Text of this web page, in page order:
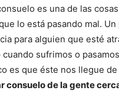
es una de las
lo está pasando mal.
para alguien que esté
sufrimos o
es que éste nos llegue
consuelo de la gente